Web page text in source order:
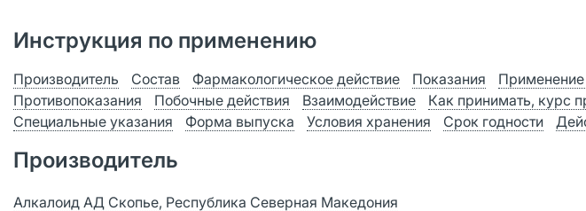
Инструкция по применению
Производитель Состав Фармакологическое действие Показания
Противопоказания
Побочные действия Взаимодействие Как принимать, курс
Специальные указания
Форма выпуска Условия хранения Срок годности
Производитель
Алкалоид АД Скопье, Республика Северная Македония